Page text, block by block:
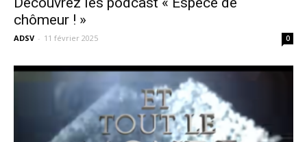
chômeur ! »
ADSV - 11 février 2025 0